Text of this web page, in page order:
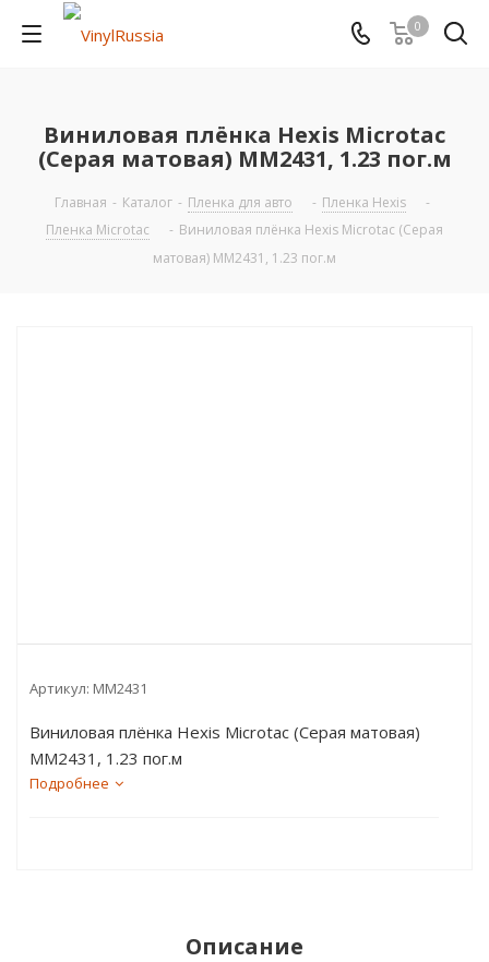
0
Виниловая плёнка Hexis Microtac
(Серая матовая) MM2431, 1.23 пог.м
Главная - Каталог - Пленка для авто - Пленка Hexis
-
Пленка Microtac
- Виниловая плёнка Hexis Microtac (Серая
матовая) MM2431, 1.23 пог.м
Артикул: MM2431
Виниловая плёнка Hexis Microtac (Серая матовая)
MM2431, 1.23 пог.м
Подробнее
Описание